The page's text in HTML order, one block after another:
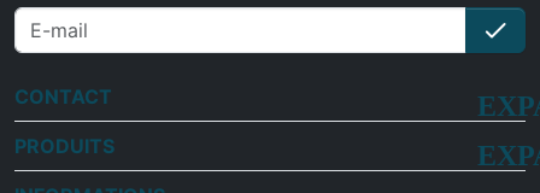
check
CONTACT
PRODUITS